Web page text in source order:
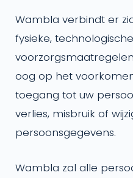
Wambla verbindt er
fysieke,
oog op het
toegang tot uw
verlies, misbruik of
persoonsgegevens.
Wambla zal alle